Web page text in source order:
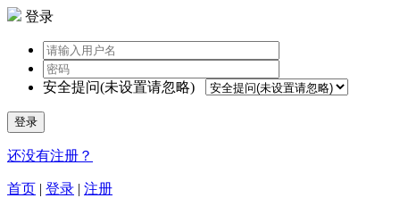
登录
安全提问(未设置请忽略)
登录
还没有注册？
首页 | 登录 | 注册